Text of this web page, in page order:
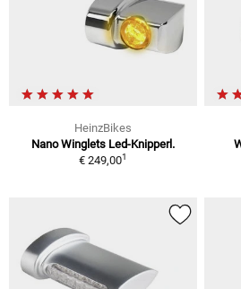
HeinzBikes
Nano Winglets Led-Knipperl.
€ 249,001